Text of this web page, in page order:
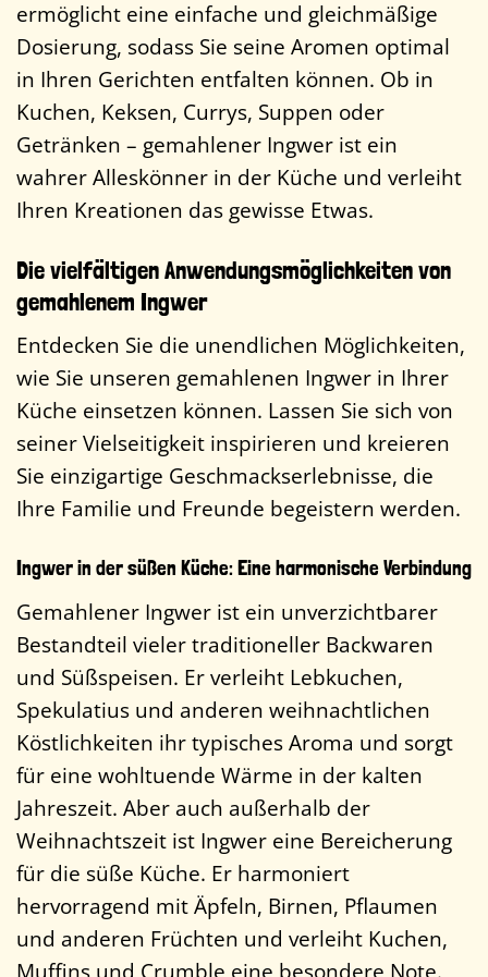
ermöglicht eine einfache und gleichmäßige
Dosierung, sodass Sie seine Aromen optimal
in Ihren Gerichten entfalten können. Ob in
Kuchen, Keksen, Currys, Suppen oder
Getränken – gemahlener Ingwer ist ein
wahrer Alleskönner in der Küche und verleiht
Ihren Kreationen das gewisse Etwas.
Die vielfältigen Anwendungsmöglichkeiten von
gemahlenem Ingwer
Entdecken Sie die unendlichen Möglichkeiten,
wie Sie unseren gemahlenen Ingwer in Ihrer
Küche einsetzen können. Lassen Sie sich von
seiner Vielseitigkeit inspirieren und kreieren
Sie einzigartige Geschmackserlebnisse, die
Ihre Familie und Freunde begeistern werden.
Ingwer in der süßen Küche: Eine harmonische Verbindung
Gemahlener Ingwer ist ein unverzichtbarer
Bestandteil vieler traditioneller Backwaren
und Süßspeisen. Er verleiht Lebkuchen,
Spekulatius und anderen weihnachtlichen
Köstlichkeiten ihr typisches Aroma und sorgt
für eine wohltuende Wärme in der kalten
Jahreszeit. Aber auch außerhalb der
Weihnachtszeit ist Ingwer eine Bereicherung
für die süße Küche. Er harmoniert
hervorragend mit Äpfeln, Birnen, Pflaumen
und anderen Früchten und verleiht Kuchen,
Muffins und Crumble eine besondere Note.